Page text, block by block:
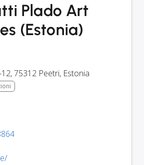
Plado Art
(Estonia)
12,75312 Peetri, Estonia